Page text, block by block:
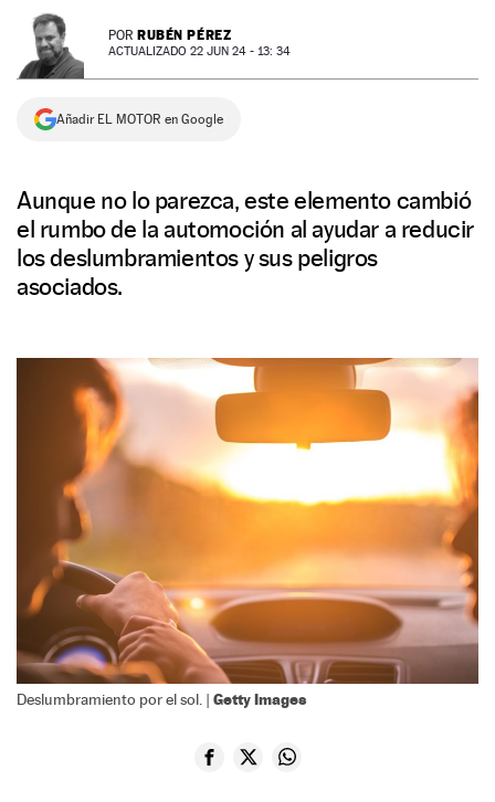
NEWSLETTER POR RUBÉN PÉREZ
ACTUALIZADO 22 JUN 24 - 13: 34
Añadir EL MOTOR en Google
Aunque no lo parezca, este elemento cambió
el rumbo de la automoción al ayudar a reducir
los deslumbramientos y sus peligros
asociados.
Deslumbramiento por el sol. | Getty Images